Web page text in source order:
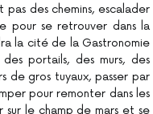
pas des chemins, escalader
pour se retrouver dans la
la cité de la Gastronomie
portails, des murs, des
de gros tuyaux, passer par
pour remonter dans les
le champ de mars et se